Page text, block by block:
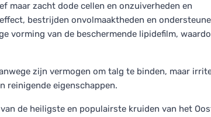
maar zacht dode cellen en onzuiverheden en
bestrijden onvolmaaktheden en
vorming van de beschermende lipidefilm,
zijn vermogen om talg te binden, maar
reinigende eigenschappen.
de heiligste en populairste kruiden van het